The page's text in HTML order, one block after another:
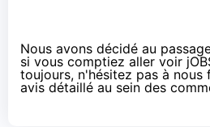
Nous avons décidé au
si vous comptiez aller voir
toujours, n'hésitez pas à
avis détaillé au sein des